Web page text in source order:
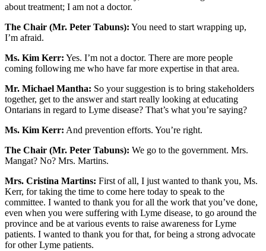
about treatment; I am not a doctor.
The Chair (Mr. Peter Tabuns): You need to start wrapping up,
I’m afraid.
Ms. Kim Kerr: Yes. I’m not a doctor. There are more people
coming following me who have far more expertise in that area.
Mr. Michael Mantha: So your suggestion is to bring stakeholders
together, get to the answer and start really looking at educating
Ontarians in regard to Lyme disease? That’s what you’re saying?
Ms. Kim Kerr: And prevention efforts. You’re right.
The Chair (Mr. Peter Tabuns): We go to the government. Mrs.
Mangat? No? Mrs. Martins.
Mrs. Cristina Martins: First of all, I just wanted to thank you, Ms.
Kerr, for taking the time to come here today to speak to the
committee. I wanted to thank you for all the work that you’ve done,
even when you were suffering with Lyme disease, to go around the
province and be at various events to raise awareness for Lyme
patients. I wanted to thank you for that, for being a strong advocate
for other Lyme patients.